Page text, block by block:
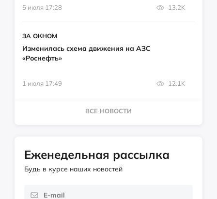
5 июля 17:28 13.2K
ЗА ОКНОМ
Изменилась схема движения на АЗС
«Роснефть»
1 июля 17:49 12.1K
ВСЕ НОВОСТИ
Еженедельная рассылка
Будь в курсе наших новостей